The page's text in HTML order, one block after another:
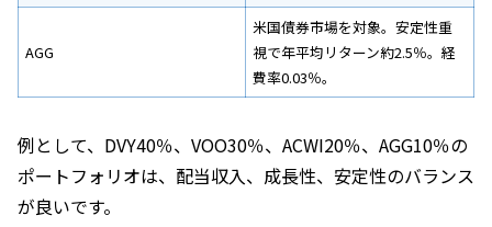
AGG
米国債券市場を対象。安定性重
視で年平均リターン約2.5％。経
費率0.03％。
例として、DVY40％、VOO30％、ACWI20％、AGG10％の
ポートフォリオは、配当収入、成長性、安定性のバランス
が良いです。